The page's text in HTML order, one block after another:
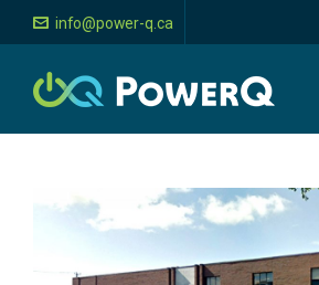
info@power-q.ca